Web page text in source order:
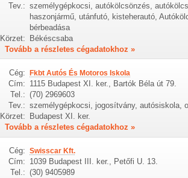
Tev.: személygépkocsi, autókölcsönzés,
haszonjármű, utánfutó, kisteherautó,
bérbeadása
Körzet: Békéscsaba
Tovább a részletes cégadatokhoz »
Cég: Fkbt Autós És Motoros Iskola
Cím: 1115 Budapest XI. ker., Bartók Béla út 79.
Tel.: (70) 2969603
Tev.: személygépkocsi, jogosítvány, autósiskola,
Körzet:
Budapest XI. ker.
Tovább a részletes cégadatokhoz »
Cég: Swisscar Kft.
Cím: 1039 Budapest III. ker., Petőfi U. 13.
Tel.: (30) 9405989